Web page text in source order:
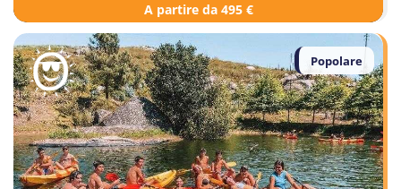
A partire da 495 €
Popolare